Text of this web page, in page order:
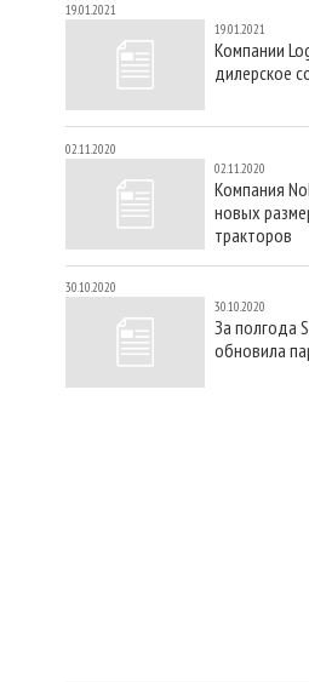
19.01.2021
19.01.2021
Компании
дилерское
02.11.2020
02.11.2020
Компания
новых
тракторов
30.10.2020
30.10.2020
За полгода
обновила